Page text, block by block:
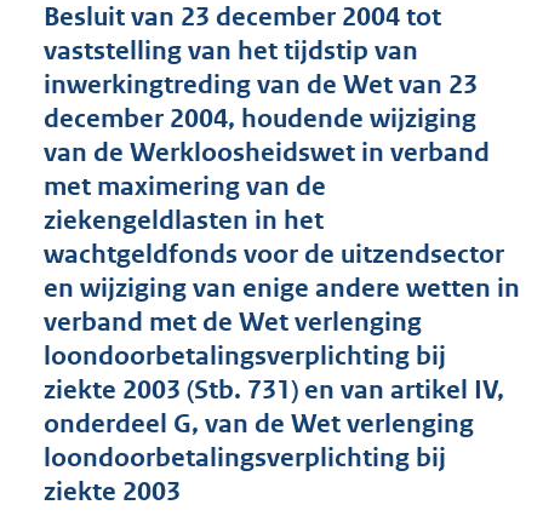
d
s
g
o
o
t
e
:
2
K
b
Besluit van 23 december 2004 tot
vaststelling van het tijdstip van
inwerkingtreding van de Wet van 23
december 2004, houdende wijziging
van de Werkloosheidswet in verband
met maximering van de
ziekengeldlasten in het
wachtgeldfonds voor de uitzendsector
en wijziging van enige andere wetten in
verband met de Wet verlenging
loondoorbetalingsverplichting bij
ziekte 2003 (Stb. 731) en van artikel IV,
onderdeel G, van de Wet verlenging
loondoorbetalingsverplichting bij
ziekte 2003